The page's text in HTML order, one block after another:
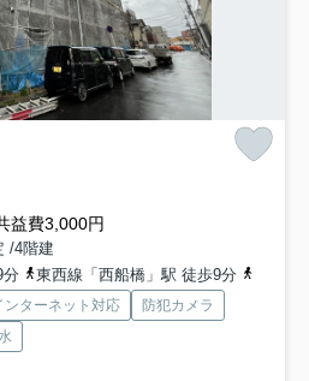
益費3,000円
/4階建
分
東西線「西船橋」駅 徒歩9分
ンターネット対応
防犯カメラ